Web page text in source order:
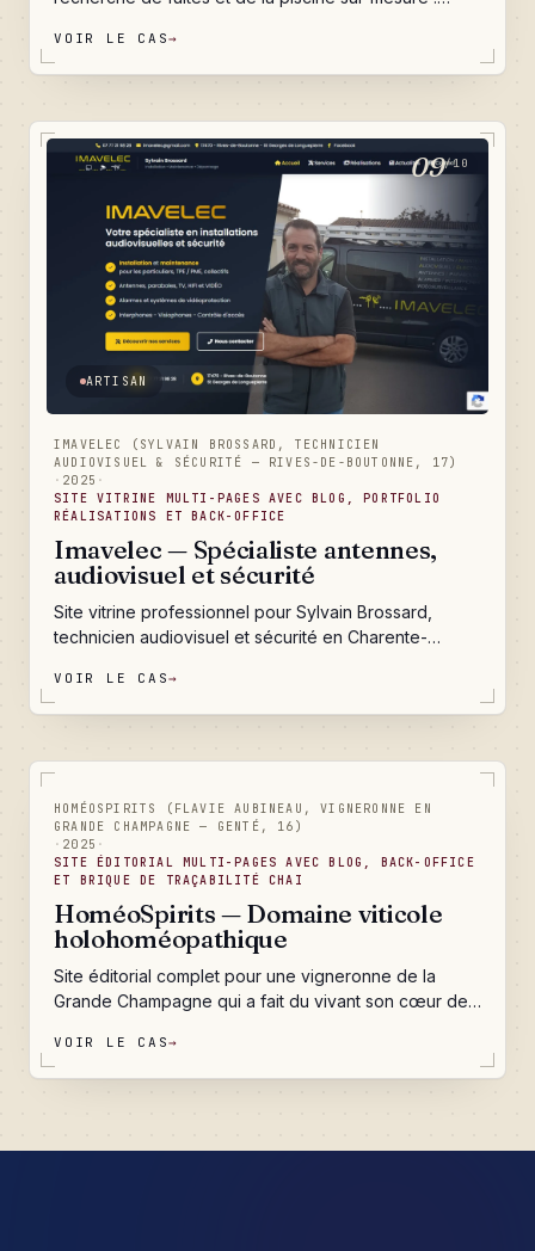
Google urgentes, un portfolio chantiers qui rassure le
particulier paniqué à 22 h, un blog conseils qui
taillé pour toute la Nouvelle-Aquitaine, et un back-
office qui rend l'entreprise totalement autonome au
quotidien.
VOIR LE CAS→
09/10
ARTISAN
IMAVELEC (SYLVAIN BROSSARD, TECHNICIEN
AUDIOVISUEL & SÉCURITÉ — RIVES-DE-BOUTONNE, 17)
· 2025 ·
SITE VITRINE MULTI-PAGES AVEC BLOG, PORTFOLIO
RÉALISATIONS ET BACK-OFFICE
Imavelec — Spécialiste antennes,
audiovisuel et sécurité
Site vitrine professionnel pour Sylvain Brossard,
technicien audiovisuel et sécurité en Charente-
pour capter les recherches locales sur les antennes,
l'audiovisuel et la sécurité, un portfolio de réalisations
seul, et un formulaire de contact qui ne laisse passer
VOIR LE CAS→
10
HOMÉOSPIRITS (FLAVIE AUBINEAU, VIGNERONNE EN
GRANDE CHAMPAGNE — GENTÉ, 16)
· 2025 ·
SITE ÉDITORIAL MULTI-PAGES AVEC BLOG, BACK-OFFICE
ET BRIQUE DE TRAÇABILITÉ CHAI
HoméoSpirits — Domaine viticole
holohoméopathique
Site éditorial complet pour une vigneronne de la
Grande Champagne qui a fait du vivant son cœur de
cinq portes d'entrée scénarisées, un journal de bord
qui raconte la vie du domaine au fil des saisons, un
chai et la boutique de demain. Le tout pensé comme
VOIR LE CAS→